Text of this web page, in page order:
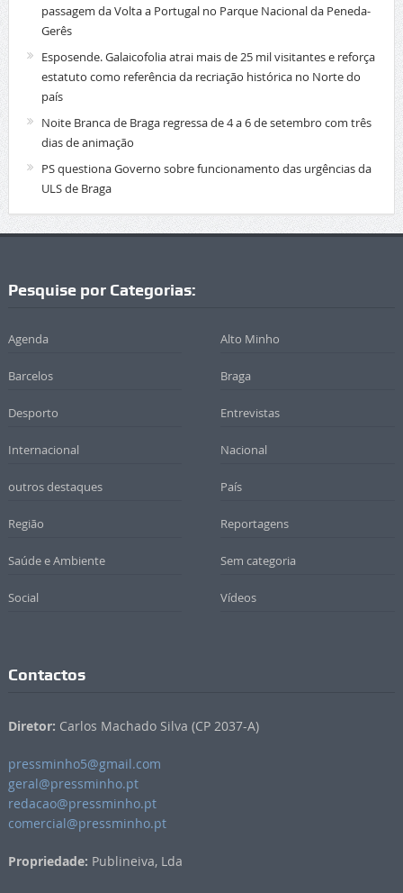
passagem da Volta a Portugal no Parque Nacional da Peneda-
Gerês
Esposende. Galaicofolia atrai mais de 25 mil visitantes e reforça
estatuto como referência da recriação histórica no Norte do
país
Noite Branca de Braga regressa de 4 a 6 de setembro com três
dias de animação
PS questiona Governo sobre funcionamento das urgências da
ULS de Braga
Pesquise por Categorias:
Agenda Alto Minho
Barcelos Braga
Desporto Entrevistas
Internacional Nacional
outros destaques País
Região Reportagens
Saúde e Ambiente Sem categoria
Social Vídeos
Contactos
Diretor: Carlos Machado Silva (CP 2037-A)
pressminho5@gmail.com
geral@pressminho.pt
redacao@pressminho.pt
comercial@pressminho.pt
Propriedade: Publineiva, Lda